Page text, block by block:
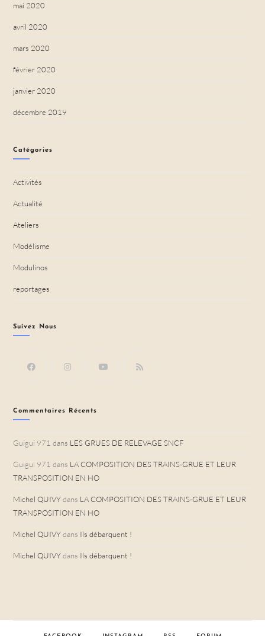
mai 2020
avril 2020
mars 2020
février 2020
janvier 2020
décembre 2019
Catégories
Activités
Actualité
Ateliers
Modélisme
Modulinos
reportages
Suivez Nous
Commentaires Récents
Guigui 971 dans LES GRUES DE RELEVAGE SNCF
Guigui 971 dans LA COMPOSITION DES TRAINS-GRUE ET LEUR
TRANSPOSITION EN HO
Michel QUIVYdans LA COMPOSITION DES TRAINS-GRUE ET LEUR
TRANSPOSITION EN HO
Michel QUIVYdans Ils débarquent !
Michel QUIVYdans Ils débarquent !